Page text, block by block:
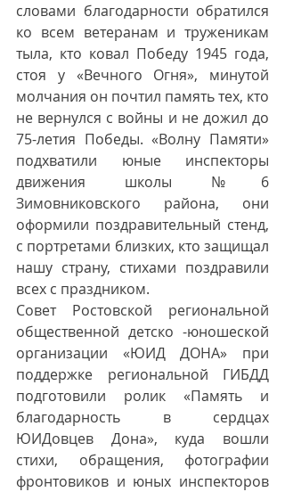
словами благодарности обратился
ко всем ветеранам и труженикам
тыла, кто ковал Победу 1945 года,
стоя у «Вечного Огня», минутой
молчания он почтил память тех, кто
не вернулся с войны и не дожил до
75-летия Победы. «Волну Памяти»
подхватили юные инспекторы
движения школы №6
Зимовниковского района, они
оформили поздравительный стенд,
с портретами близких, кто защищал
нашу страну, стихами поздравили
всех с праздником.
Совет Ростовской региональной
общественной детско -юношеской
организации «ЮИД ДОНА» при
поддержке региональной ГИБДД
подготовили ролик «Память и
благодарность в сердцах
ЮИДовцев Дона», куда вошли
стихи, обращения, фотографии
фронтовиков и юных инспекторов